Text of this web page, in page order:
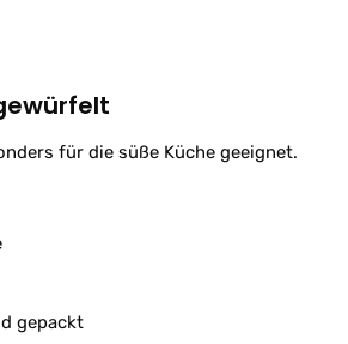
für die süße Küche geeignet.
gepackt